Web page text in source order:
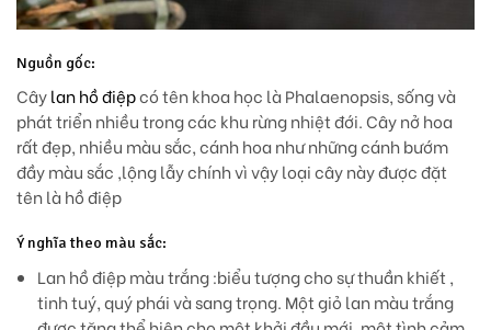
Nguồn gốc:
Câylan hồ điệpcó tên khoa học là Phalaenopsis, sống và
phát triển nhiều trong các khu rừng nhiệt đới. Cây nở hoa
rất đẹp, nhiều màu sắc, cánh hoa như những cánh bướm
đầy màu sắc ,lộng lẫy chính vì vậy loại cây này được đặt
tên là hồ điệp
Ý nghĩa theo màu sắc:
Lan hồ điệp màu trắng :biểu tượng cho sự thuần khiết ,
tinh tuý, quý phái và sang trọng. Một giỏ lan màu trắng